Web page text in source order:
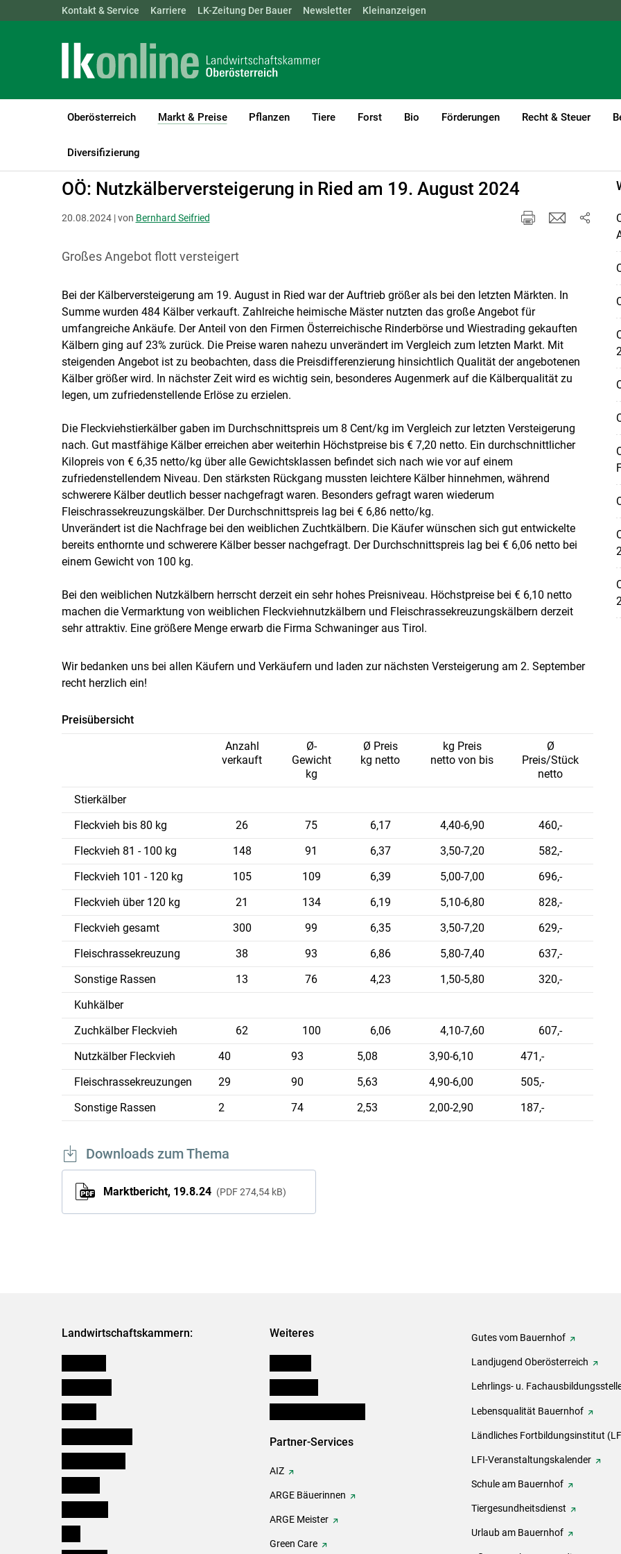
Skip to main content
Landwirtschaftskammern: ÖSTERREICH BGLD KTN NÖ OÖ SBG STMK
Kontakt & Service Karriere LK-Zeitung Der Bauer Newsletter Kleinanzeigen
Oberösterreich Markt & Preise
(current)1
Pflanzen Tiere Forst Bio Förderungen Recht & Steuer
Diversifizierung
LK Oberösterreich Markt & Preise
OÖ: Nutzkälberversteigerung in Ried am 19. August 2024
20.08.2024 | von Bernhard Seifried
Großes Angebot flott versteigert
Bei der Kälberversteigerung am 19. August in Ried war der Auftrieb größer als bei den letzten Märkten. In
Summe wurden 484 Kälber verkauft. Zahlreiche heimische Mäster nutzten das große Angebot für
umfangreiche Ankäufe. Der Anteil von den Firmen Österreichische Rinderbörse und Wiestrading gekauften
Kälbern ging auf 23% zurück. Die Preise waren nahezu unverändert im Vergleich zum letzten Markt. Mit
steigenden Angebot ist zu beobachten, dass die Preisdifferenzierung hinsichtlich Qualität der angebotenen
Kälber größer wird. In nächster Zeit wird es wichtig sein, besonderes Augenmerk auf die Kälberqualität zu
legen, um zufriedenstellende Erlöse zu erzielen.
Die Fleckviehstierkälber gaben im Durchschnittspreis um 8 Cent/kg im Vergleich zur letzten Versteigerung
nach. Gut mastfähige Kälber erreichen aber weiterhin Höchstpreise bis € 7,20 netto. Ein durchschnittlicher
Kilopreis von € 6,35 netto/kg über alle Gewichtsklassen befindet sich nach wie vor auf einem
zufriedenstellendem Niveau. Den stärksten Rückgang mussten leichtere Kälber hinnehmen, während
schwerere Kälber deutlich besser nachgefragt waren. Besonders gefragt waren wiederum
Fleischrassekreuzungskälber. Der Durchschnittspreis lag bei € 6,86 netto/kg.
Unverändert ist die Nachfrage bei den weiblichen Zuchtkälbern. Die Käufer wünschen sich gut entwickelte
bereits enthornte und schwerere Kälber besser nachgefragt. Der Durchschnittspreis lag bei € 6,06 netto bei
einem Gewicht von 100 kg.
Bei den weiblichen Nutzkälbern herrscht derzeit ein sehr hohes Preisniveau. Höchstpreise bei € 6,10 netto
machen die Vermarktung von weiblichen Fleckviehnutzkälbern und Fleischrassekreuzungskälbern derzeit
sehr attraktiv. Eine größere Menge erwarb die Firma Schwaninger aus Tirol.
Wir bedanken uns bei allen Käufern und Verkäufern und laden zur nächsten Versteigerung am 2. September
recht herzlich ein!
Preisübersicht
Anzahl
verkauft
Ø-
Gewicht
kg
Ø Preis
kg netto
kg Preis
netto von bis
Ø
Preis/Stück
netto
Stierkälber
Fleckvieh bis 80 kg
26 75 6,17 4,40-6,90
460,-
Fleckvieh 81 - 100 kg
148 91 6,37 3,50-7,20
582,-
Fleckvieh 101 - 120 kg
105 109 6,39 5,00-7,00
696,-
Fleckvieh über 120 kg
21 134 6,19 5,10-6,80
828,-
Fleckvieh gesamt
300 99 6,35 3,50-7,20
629,-
Fleischrassekreuzung
38 93 6,86 5,80-7,40
637,-
Sonstige Rassen
13 76 4,23 1,50-5,80
320,-
Kuhkälber
Zuchkälber Fleckvieh
62 100 6,06 4,10-7,60
607,-
Nutzkälber Fleckvieh
40 93 5,08 3,90-6,10
471,-
Fleischrassekreuzungen
29 90 5,63 4,90-6,00
505,-
Sonstige Rassen
2 74 2,53 2,00-2,90 187,-
Downloads zum Thema
Marktbericht, 19.8.24 PDF 274,54 kB
Landwirtschaftskammern: Weiteres
Partner-Services
AIZ
ARGE Bäuerinnen
ARGE Meister
Green Care
Gutes vom Bauernhof
Landjugend Oberösterreich
Lehrlings- u.
Lebensqualität Bauernhof
Ländliches Fortbildungsinstitut
LFI-Veranstaltungskalender
Schule am Bauernhof
Tiergesundheitsdienst
Urlaub am Bauernhof